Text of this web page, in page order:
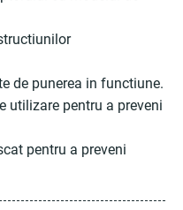
de punerea in functiune.
utilizare pentru a preveni
pentru a preveni